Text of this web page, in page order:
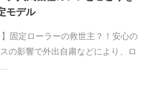
モデル
固定ローラーの救世主？！安心の
の影響で外出自粛などにより、ロ